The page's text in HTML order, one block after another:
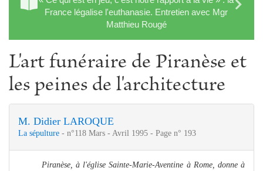
France légalise l'euthanasie. Entretien avec Mgr
Matthieu Rougé
L'art funéraire de Piranèse et
les peines de l'architecture
M. Didier LAROQUE
La sépulture - n°118 Mars - Avril 1995 - Page n° 193
Piranèse, à l'église Sainte-Marie-Aventine à Rome, donne à